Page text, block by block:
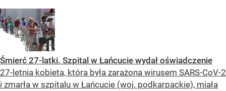
Śmierć 27-latki. Szpital w Łańcucie wydał oświadczenie
27-letnia kobieta, która była zarażona wirusem SARS-CoV-2
i zmarła w szpitalu w Łańcucie (woj. podkarpackie), miała